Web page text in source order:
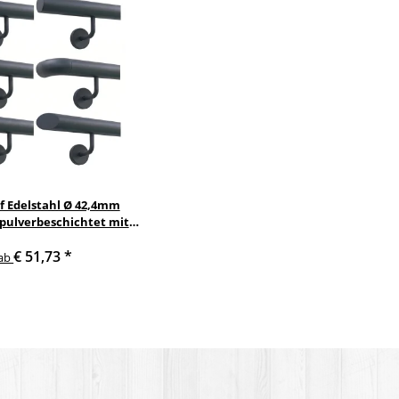
Edelstahl Ø 42,4mm
mit
€ 51,73*